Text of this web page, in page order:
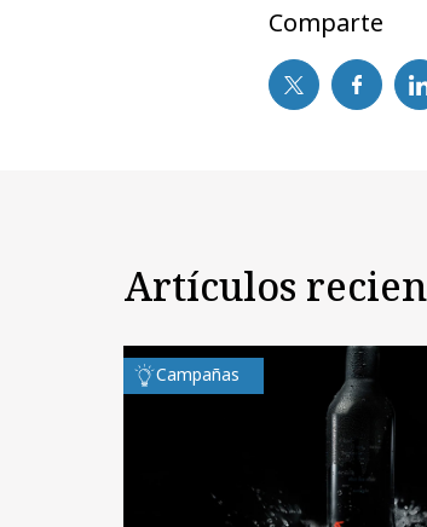
Comparte
Artículos
Campañas